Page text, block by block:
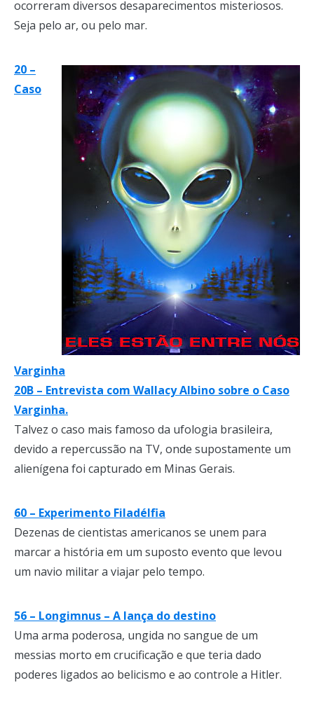
ocorreram diversos desaparecimentos misteriosos.
Seja pelo ar, ou pelo mar.
20 –
Caso
Varginha
20B – Entrevista com Wallacy Albino sobre o Caso
Varginha.
Talvez o caso mais famoso da ufologia brasileira,
devido a repercussão na TV, onde supostamente um
alienígena foi capturado em Minas Gerais.
60 – Experimento Filadélfia
Dezenas de cientistas americanos se unem para
marcar a história em um suposto evento que levou
um navio militar a viajar pelo tempo.
56 – Longimnus – A lança do destino
Uma arma poderosa, ungida no sangue de um
messias morto em crucificação e que teria dado
poderes ligados ao belicismo e ao controle a Hitler.